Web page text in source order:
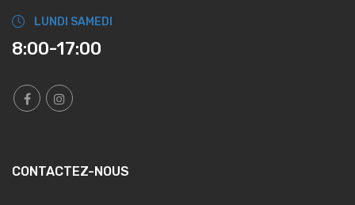
LUNDI SAMEDI
8:00-17:00
CONTACTEZ-NOUS